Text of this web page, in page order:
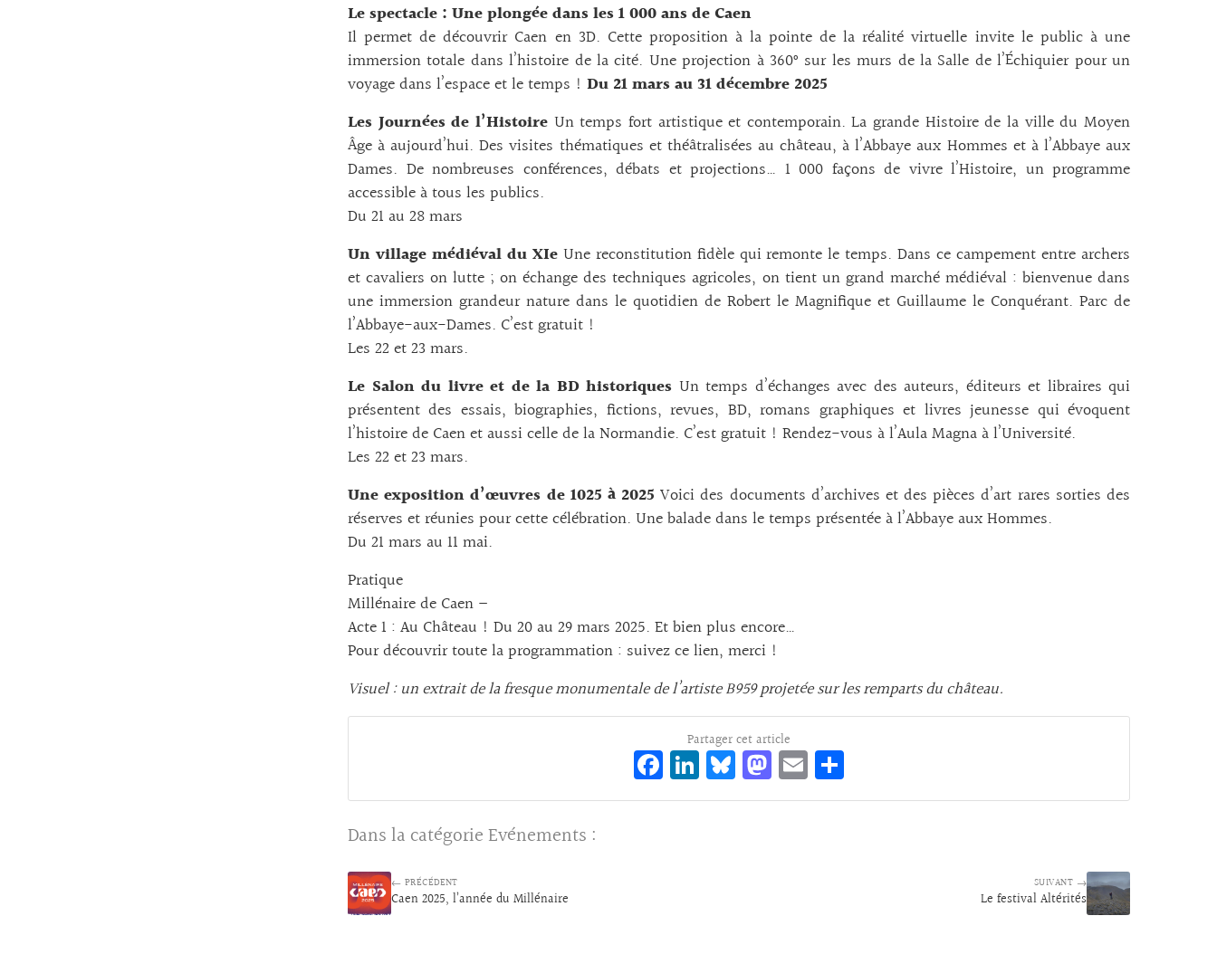
Le spectacle : Une plongée dans les 1 000 ans de Caen
Il permet de découvrir Caen en 3D. Cette proposition à la pointe de la réalité virtuelle invite le public à une
immersion totale dans l’histoire de la cité. Une projection à 360° sur les murs de la Salle de l’Échiquier pour un
voyage dans l’espace et le temps ! Du 21 mars au 31 décembre 2025
Les Journées de l’Histoire Un temps fort artistique et contemporain. La grande Histoire de la ville du Moyen
Âge à aujourd’hui. Des visites thématiques et théâtralisées au château, à l’Abbaye aux Hommes et à l’Abbaye aux
Dames. De nombreuses conférences, débats et projections… 1 000 façons de vivre l’Histoire, un programme
accessible à tous les publics.
Du 21 au 28 mars
Un village médiéval du XIe Une reconstitution fidèle qui remonte le temps. Dans ce campement entre archers
et cavaliers on lutte ; on échange des techniques agricoles, on tient un grand marché médiéval : bienvenue dans
une immersion grandeur nature dans le quotidien de Robert le Magnifique et Guillaume le Conquérant. Parc de
l’Abbaye-aux-Dames. C’est gratuit !
Les 22 et 23 mars.
Le Salon du livre et de la BD historiques Un temps d’échanges avec des auteurs, éditeurs et libraires qui
présentent des essais, biographies, fictions, revues, BD, romans graphiques et livres jeunesse qui évoquent
l’histoire de Caen et aussi celle de la Normandie. C’est gratuit ! Rendez-vous à l’Aula Magna à l’Université.
Les 22 et 23 mars.
Une exposition d’œuvres de 1025 à 2025Voici des documents d’archives et des pièces d’art rares sorties des
réserves et réunies pour cette célébration. Une balade dans le temps présentée à l’Abbaye aux Hommes.
Du 21 mars au 11 mai.
Pratique
Millénaire de Caen –
Acte 1 : Au Château ! Du 20 au 29 mars 2025. Et bien plus encore…
Pour découvrir toute la programmation : suivez ce lien, merci !
Visuel : un extrait de la fresque monumentale de l’artiste B959 projetée sur les remparts du château.
Partager cet article
Fa
ce
Li
n
Bl
ue
M
as
E
m rt
Dans la catégorieEvénements :
← PRÉCÉDENT
Caen 2025, l’année du Millénaire
SUIVANT →
Le festival Altérités